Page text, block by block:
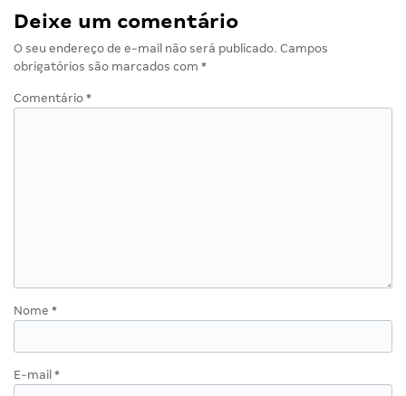
Deixe um comentário
O seu endereço de e-mail não será publicado. Campos
obrigatórios são marcados com *
Comentário *
Nome *
E-mail *